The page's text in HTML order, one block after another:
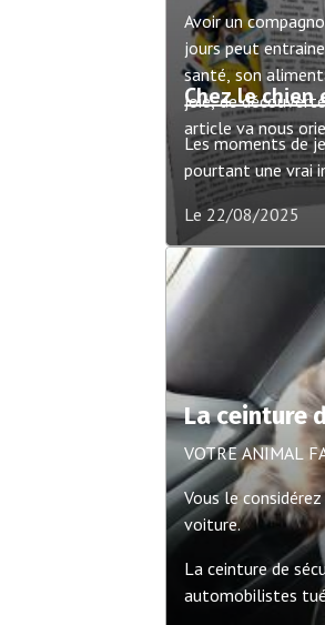
Avoir un
jours peut
santé, son
joie, de
article va nous
Chez le
Les moments de
pourtant une vrai
avec votre
une relation de
Le 22/08/2025
La ceinture
VOTRE ANIMAL
Vous le
voiture.
La ceinture de
automobilistes